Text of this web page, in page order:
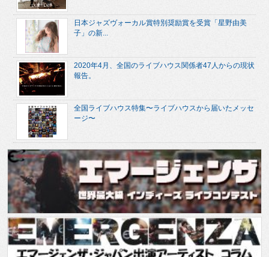
日本ジャズヴォーカル賞特別奨励賞を受賞「星野由美
子」の新...
2020年4月、全国のライブハウス関係者47人からの現状
報告。
全国ライブハウス特集〜ライブハウスから届いたメッセ
ージ〜